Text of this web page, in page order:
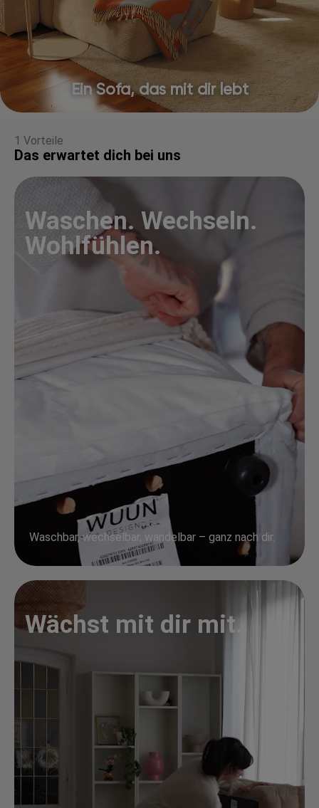
Ein Sofa, das mit dir lebt
1 Vorteile
Das erwartet dich bei uns
Waschen. Wechseln.
Wohlfühlen.
Waschbar, wechselbar, wandelbar – ganz nach dir.
Wächst mit dir mit.